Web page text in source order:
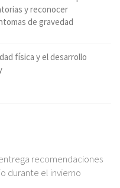
y reconocer
de gravedad
física y el desarrollo
recomendaciones
durante el invierno